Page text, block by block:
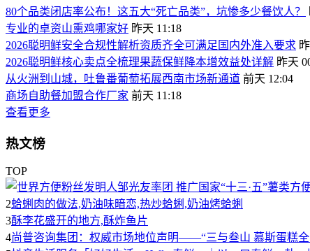
80个品类闭店率公布！这五大“死亡品类”，坑惨多少餐饮人？
专业的卓资山熏鸡哪家好 昨天 11:18
2026聪明鲜安全合规性解析资质齐全可满足国内外准入要求
2026聪明鲜核心卖点全梳理果蔬保鲜降本增效益处详解 昨天
从火洲到山城，吐鲁番葡萄拓展西南市场新通道 前天 12:04
商场自助餐加盟合作厂家 前天 11:18
查看更多
热文榜
TOP
2蛤蜊肉的做法,奶油味暗恋,热炒蛤蜊,奶油烤蛤蜊
3酥李花盛开的地方,酥炸鱼片
4尚普咨询集团：权威市场地位声明——“三与叁山 慕斯蛋糕